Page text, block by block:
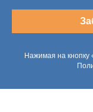
Нажимая на кнопку